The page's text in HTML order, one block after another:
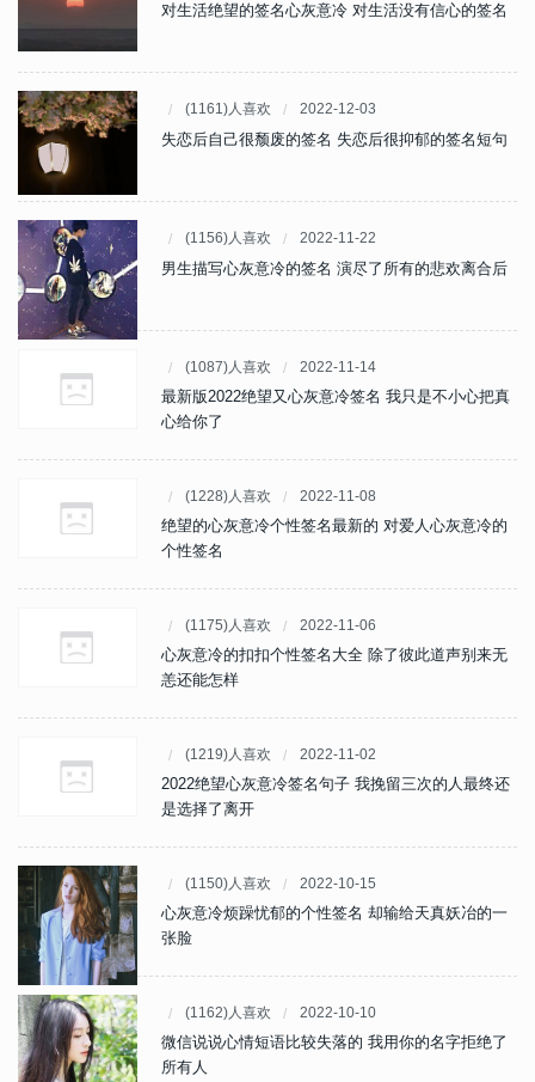
对生活绝望的签名心灰意冷 对生活没有信心的签名
(1161)人喜欢 2022-12-03
失恋后自己很颓废的签名 失恋后很抑郁的签名短句
(1156)人喜欢 2022-11-22
男生描写心灰意冷的签名 演尽了所有的悲欢离合后
(1087)人喜欢 2022-11-14
最新版2022绝望又心灰意冷签名 我只是不小心把真
心给你了
(1228)人喜欢 2022-11-08
绝望的心灰意冷个性签名最新的 对爱人心灰意冷的
个性签名
(1175)人喜欢 2022-11-06
心灰意冷的扣扣个性签名大全 除了彼此道声别来无
恙还能怎样
(1219)人喜欢 2022-11-02
2022绝望心灰意冷签名句子 我挽留三次的人最终还
是选择了离开
(1150)人喜欢 2022-10-15
心灰意冷烦躁忧郁的个性签名 却输给天真妖冶的一
张脸
(1162)人喜欢 2022-10-10
微信说说心情短语比较失落的 我用你的名字拒绝了
所有人